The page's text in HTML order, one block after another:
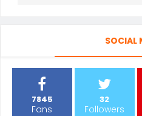
SOCIAL
7845
Fans
32
Followers